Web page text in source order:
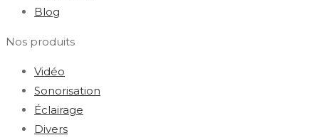
Blog
Nos produits
Vidéo
Sonorisation
Éclairage
Divers